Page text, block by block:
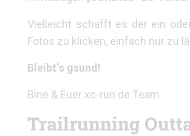
Vielleicht schafft es der ein
Fotos zu klicken, einfach nur zu
Bleibt‘s gsund!
Bine & Euer xc-run.de Team
Trailrunning